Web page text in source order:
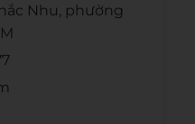
Nhu, phường